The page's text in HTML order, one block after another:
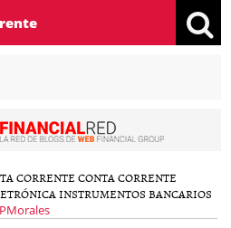
CORRENTE CONTA CORRENTE
INSTRUMENTOS BANCARIOS
PMorales